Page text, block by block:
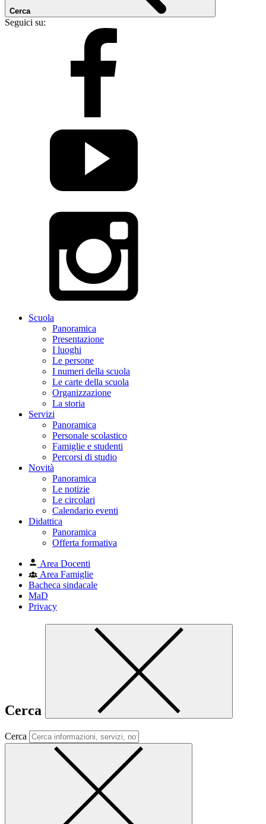
Cerca
Seguici su:
Scuola
Panoramica
Presentazione
I luoghi
Le persone
I numeri della scuola
Le carte della scuola
Organizzazione
La storia
Servizi
Panoramica
Personale scolastico
Famiglie e studenti
Percorsi di studio
Novità
Panoramica
Le notizie
Le circolari
Calendario eventi
Didattica
Panoramica
Offerta formativa
Area Docenti
Area Famiglie
Bacheca sindacale
MaD
Privacy
Cerca
Cerca